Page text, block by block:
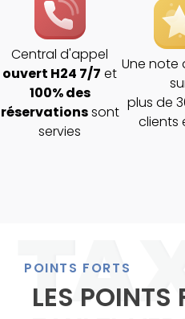
Central d'appel
ouvert H24 7/7 et
100% des
réservationssont
servies
Une note
plus de
clients
POINTS FORTS
LES POINTS